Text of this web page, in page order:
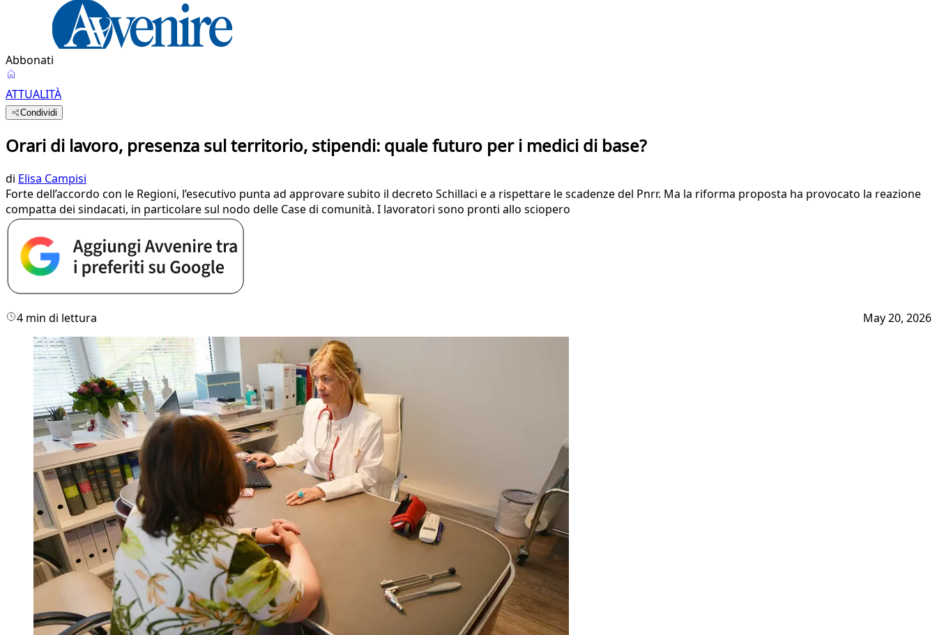
Abbonati
ATTUALITÀ
Condividi
Orari di lavoro, presenza sul territorio, stipendi: quale futuro per i medici di base?
di Elisa Campisi
Forte dell’accordo con le Regioni, l’esecutivo punta ad approvare subito il decreto Schillaci e a rispettare le scadenze del Pnrr. Ma la riforma proposta ha provocato la reazione
compatta dei sindacati, in particolare sul nodo delle Case di comunità. I lavoratori sono pronti allo sciopero
4 min di lettura May 20, 2026